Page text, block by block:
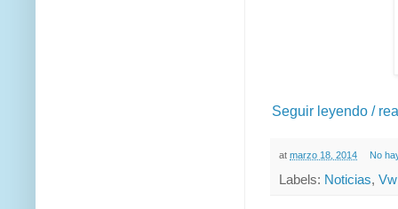
Seguir leyendo /
at marzo 18, 2014 No
Labels: Noticias, Vw